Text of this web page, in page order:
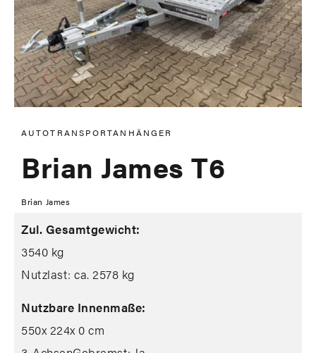
AUTOTRANSPORTANHÄNGER
Brian James T6
Brian James
Zul. Gesamtgewicht:
3540 kg
Nutzlast: ca. 2578 kg
Nutzbare Innenmaße:
550x 224x 0 cm